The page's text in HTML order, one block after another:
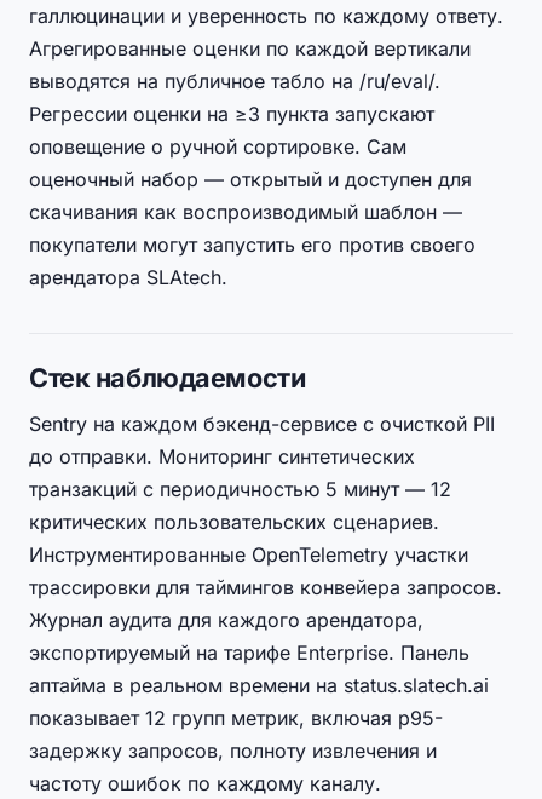
галлюцинации и уверенность по каждому ответу.
Агрегированные оценки по каждой вертикали
выводятся на публичное табло на /ru/eval/.
Регрессии оценки на ≥3 пункта запускают
оповещение о ручной сортировке. Сам
оценочный набор — открытый и доступен для
скачивания как воспроизводимый шаблон —
покупатели могут запустить его против своего
арендатора SLAtech.
Стек наблюдаемости
Sentry на каждом бэкенд-сервисе с очисткой PII
до отправки. Мониторинг синтетических
транзакций с периодичностью 5 минут — 12
критических пользовательских сценариев.
Инструментированные OpenTelemetry участки
трассировки для таймингов конвейера запросов.
Журнал аудита для каждого арендатора,
экспортируемый на тарифе Enterprise. Панель
аптайма в реальном времени на status.slatech.ai
показывает 12 групп метрик, включая p95-
задержку запросов, полноту извлечения и
частоту ошибок по каждому каналу.